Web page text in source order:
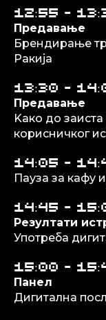
12:55 -
Предавање
Брендирање
Ракија
13:30 -
Предавање
Kако до
корисничког
14:05 -
Пауза за кафу
14:45 -
Резултати
Употреба
15:00 -
Панел
Дигитална